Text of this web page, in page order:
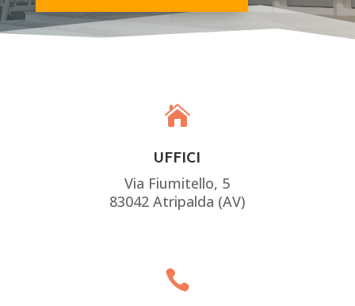

UFFICI
Via Fiumitello, 5
83042 Atripalda (AV)
